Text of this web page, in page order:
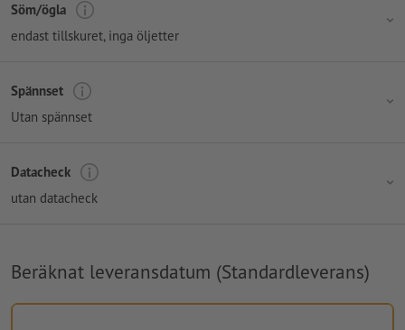
Söm/ögla
endast tillskuret, inga öljetter
Spännset
Utan spännset
Datacheck
utan datacheck
Beräknat leveransdatum (Standardleverans)